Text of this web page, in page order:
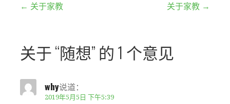
文
导
航
← 关于家教 关于家教 →
关于“随想”的 1 个意见
why说道：
2019年5月5日 下午5:39